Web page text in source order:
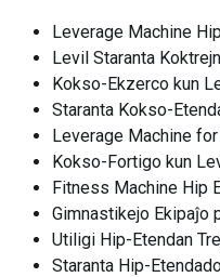
Leverage Machine
Levil Staranta
Kokso-Ekzerco kun
Staranta Kokso-
Leverage Machine
Kokso-Fortigo kun
Fitness Machine Hip
Gimnastikejo Ekipaĵo
Utiligi Hip-Etendan
Staranta Hip-